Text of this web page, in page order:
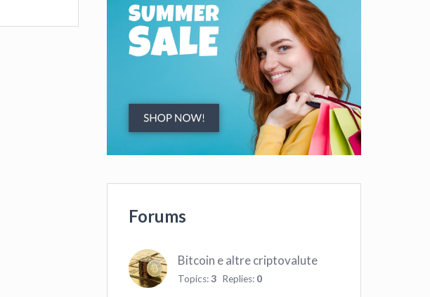
Forums
Bitcoin e altre criptovalute
Topics:3 Replies: 0